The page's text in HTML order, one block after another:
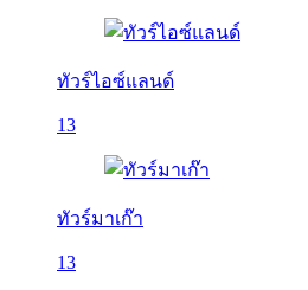
ทัวร์ไอซ์แลนด์
13
ทัวร์มาเก๊า
13